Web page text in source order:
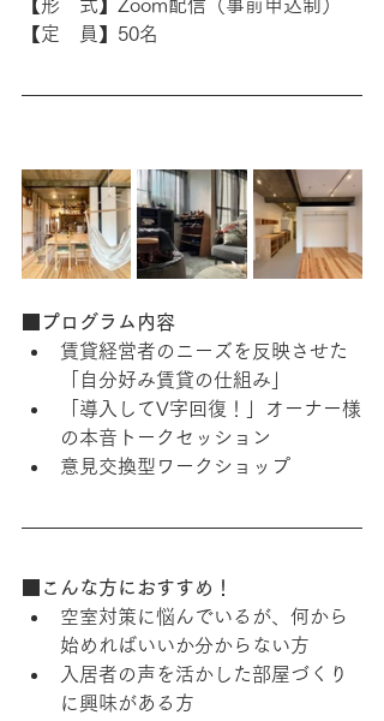
【形　式】Zoom配信（事前申込制）
【定　員】50名
■プログラム内容
賃貸経営者のニーズを反映させた
「自分好み賃貸の仕組み」
「導入してV字回復！」オーナー様
の本音トークセッション
意見交換型ワークショップ
■こんな方におすすめ！
空室対策に悩んでいるが、何から
始めればいいか分からない方
入居者の声を活かした部屋づくり
に興味がある方